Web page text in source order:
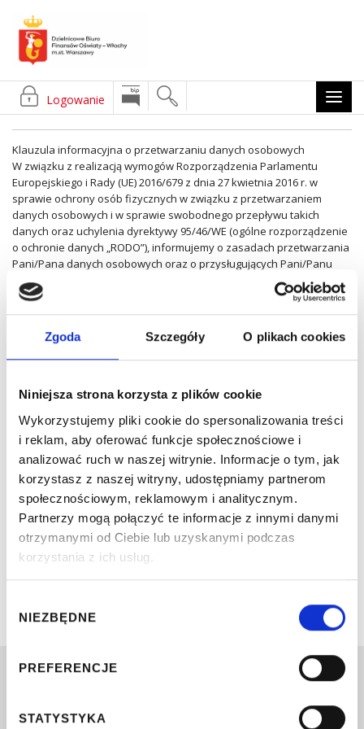
Zgoda Szczegóły O plikach cookies
Niniejsza strona korzysta z plików cookie
Wykorzystujemy pliki cookie do spersonalizowania treści
i reklam, aby oferować funkcje społecznościowe i
analizować ruch w naszej witrynie. Informacje o tym, jak
korzystasz z naszej witryny, udostępniamy partnerom
społecznościowym, reklamowym i analitycznym.
Partnerzy mogą połączyć te informacje z innymi danymi
otrzymanymi od Ciebie lub uzyskanymi podczas
korzystania z ich usług.
zgody
NIEZBĘDNE
PREFERENCJE
STATYSTYKA
Logowanie
Klauzula informacyjna o przetwarzaniu danych osobowych
W związku z realizacją wymogów Rozporządzenia Parlamentu
Europejskiego i Rady (UE) 2016/679 z dnia 27 kwietnia 2016 r. w
sprawie ochrony osób fizycznych w związku z przetwarzaniem
danych osobowych i w sprawie swobodnego przepływu takich
danych oraz uchylenia dyrektywy 95/46/WE (ogólne rozporządzenie
o ochronie danych „RODO”), informujemy o zasadach przetwarzania
Pani/Pana danych osobowych oraz o przysługujących Pani/Panu
prawach z tym związanych.
Czytaj więcej...
JESTEŚ TUTAJ: DBFO WŁOCHY OFERTA PRACY W DBFO WŁOCHY 5/2026
AKTUALNOŚCI OPUBLIKOWANO: 18 MAJ 2026
POWRÓT
BIP DBFO Włochy
Dzielnicowe Biuro Finansów Oświaty—
ul. Malownicza 31, 02-272 Warszawa